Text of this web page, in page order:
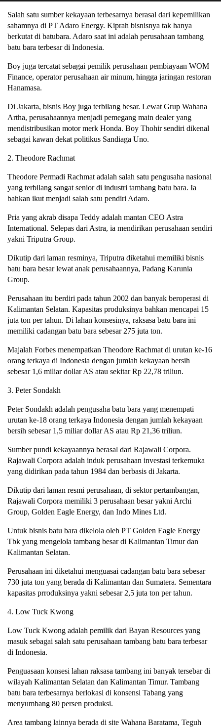
Salah satu sumber kekayaan terbesarnya berasal dari kepemilikan
sahamnya di PT Adaro Energy. Kiprah bisnisnya tak hanya
berkutat di batubara. Adaro saat ini adalah perusahaan tambang
batu bara terbesar di Indonesia.
Boy juga tercatat sebagai pemilik perusahaan pembiayaan WOM
Finance, operator perusahaan air minum, hingga jaringan restoran
Hanamasa.
Di Jakarta, bisnis Boy juga terbilang besar. Lewat Grup Wahana
Artha, perusahaannya menjadi pemegang main dealer yang
mendistribusikan motor merk Honda. Boy Thohir sendiri dikenal
sebagai kawan dekat politikus Sandiaga Uno.
2. Theodore Rachmat
Theodore Permadi Rachmat adalah salah satu pengusaha nasional
yang terbilang sangat senior di industri tambang batu bara. Ia
bahkan ikut menjadi salah satu pendiri Adaro.
Pria yang akrab disapa Teddy adalah mantan CEO Astra
International. Selepas dari Astra, ia mendirikan perusahaan sendiri
yakni Triputra Group.
Dikutip dari laman resminya, Triputra diketahui memiliki bisnis
batu bara besar lewat anak perusahaannya, Padang Karunia
Group.
Perusahaan itu berdiri pada tahun 2002 dan banyak beroperasi di
Kalimantan Selatan. Kapasitas produksinya bahkan mencapai 15
juta ton per tahun. Di lahan konsesinya, raksasa batu bara ini
memiliki cadangan batu bara sebesar 275 juta ton.
Majalah Forbes menempatkan Theodore Rachmat di urutan ke-16
orang terkaya di Indonesia dengan jumlah kekayaan bersih
sebesar 1,6 miliar dollar AS atau sekitar Rp 22,78 triliun.
3. Peter Sondakh
Peter Sondakh adalah pengusaha batu bara yang menempati
urutan ke-18 orang terkaya Indonesia dengan jumlah kekayaan
bersih sebesar 1,5 miliar dollar AS atau Rp 21,36 triliun.
Sumber pundi kekayaannya berasal dari Rajawali Corpora.
Rajawali Corpora adalah induk perusahaan investasi terkemuka
yang didirikan pada tahun 1984 dan berbasis di Jakarta.
Dikutip dari laman resmi perusahaan, di sektor pertambangan,
Rajawali Corpora memiliki 3 perusahaan besar yakni Archi
Group, Golden Eagle Energy, dan Indo Mines Ltd.
Untuk bisnis batu bara dikelola oleh PT Golden Eagle Energy
Tbk yang mengelola tambang besar di Kalimantan Timur dan
Kalimantan Selatan.
Perusahaan ini diketahui menguasai cadangan batu bara sebesar
730 juta ton yang berada di Kalimantan dan Sumatera. Sementara
kapasitas prroduksinya yakni sebesar 2,5 juta ton per tahun.
4. Low Tuck Kwong
Low Tuck Kwong adalah pemilik dari Bayan Resources yang
masuk sebagai salah satu perusahaan tambang batu bara terbesar
di Indonesia.
Penguasaan konsesi lahan raksasa tambang ini banyak tersebar di
wilayah Kalimantan Selatan dan Kalimantan Timur. Tambang
batu bara terbesarnya berlokasi di konsensi Tabang yang
menyumbang 80 persen produksi.
Area tambang lainnya berada di site Wahana Baratama, Teguh